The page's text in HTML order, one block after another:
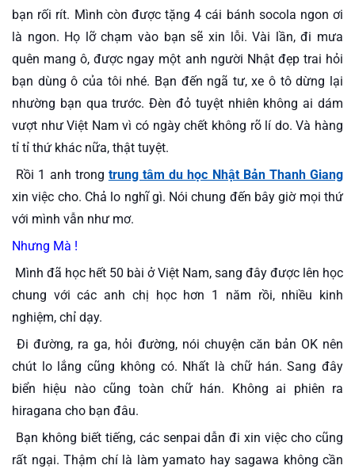
bạn rối rít. Mình còn được tặng 4 cái bánh socola ngon ơi
là ngon. Họ lỡ chạm vào bạn sẽ xin lỗi. Vài lần, đi mưa
quên mang ô, được ngay một anh người Nhật đẹp trai hỏi
bạn dùng ô của tôi nhé. Bạn đến ngã tư, xe ô tô dừng lại
nhường bạn qua trước. Đèn đỏ tuyệt nhiên không ai dám
vượt như Việt Nam vì có ngày chết không rõ lí do. Và hàng
tỉ tỉ thứ khác nữa, thật tuyệt.
Rồi 1 anh trong trung tâm du học Nhật Bản Thanh Giang
xin việc cho. Chả lo nghĩ gì. Nói chung đến bây giờ mọi thứ
với mình vẫn như mơ.
Nhưng Mà !
chung với các anh chị học hơn 1 năm rồi, nhiều kinh
nghiệm, chỉ dạy.
Đi đường, ra ga, hỏi đường, nói chuyện căn bản OK nên
chút lo lắng cũng không có. Nhất là chữ hán. Sang đây
biển hiệu nào cũng toàn chữ hán. Không ai phiên ra
hiragana cho bạn đâu.
rất ngại. Thậm chí là làm yamato hay sagawa không cần